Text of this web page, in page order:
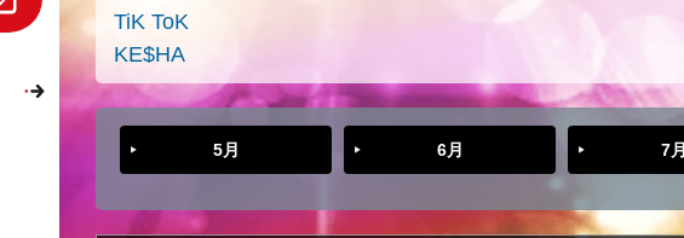
TiK ToK
KE$HA
5月 6月 7月